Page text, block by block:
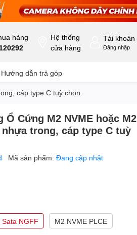
hàng
Hệ thống
cửa hàng
Tài khoản
Đăng nhập
Hướng dẫn trả góp
cáp type C tuỳ chọn.
Ổ Cứng M2 NVME hoặc M2
nhựa trong, cáp type C tuỳ
Mã sản phẩm: Đang cập nhật
Sata NGFF M2 NVME PLCE